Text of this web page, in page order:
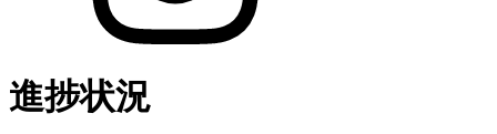
進捗状況